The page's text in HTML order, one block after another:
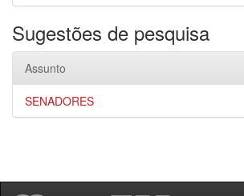
Sugestões de pesquisa
Assunto
SENADORES